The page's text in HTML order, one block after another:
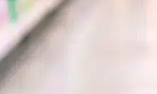
SOLUCIONES
Soluciones de inventario
Soluciones para la